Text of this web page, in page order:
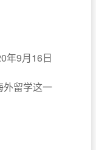
年9月16日
外留学这一